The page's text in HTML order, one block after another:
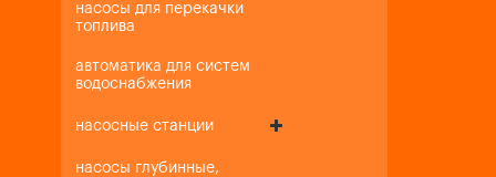
насосы для перекачки
топлива
автоматика для систем
водоснабжения
насосные станции
насосы глубинные,